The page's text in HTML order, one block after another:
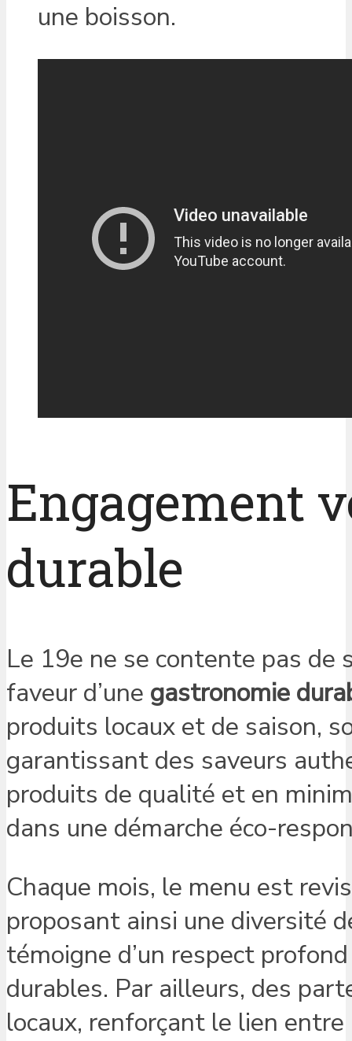
une boisson.
Engagement
durable
Le 19e ne se contente pas de
faveur d’une gastronomie
produits locaux et de saison,
garantissant des saveurs
produits de qualité et en
dans une démarche éco-
Chaque mois, le menu est
proposant ainsi une diversité
témoigne d’un respect
durables. Par ailleurs, des
locaux, renforçant le lien